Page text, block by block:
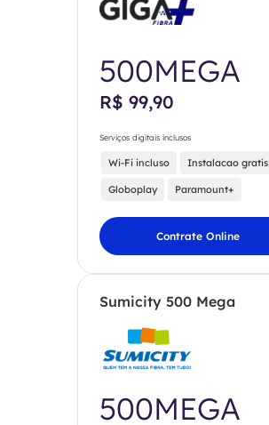
500MEGA
R$ 99,90
Serviços digitais inclusos
Wi-Fi incluso Instalacao gratis
Globoplay Paramount+
Contrate Online
Sumicity 500 Mega
500MEGA